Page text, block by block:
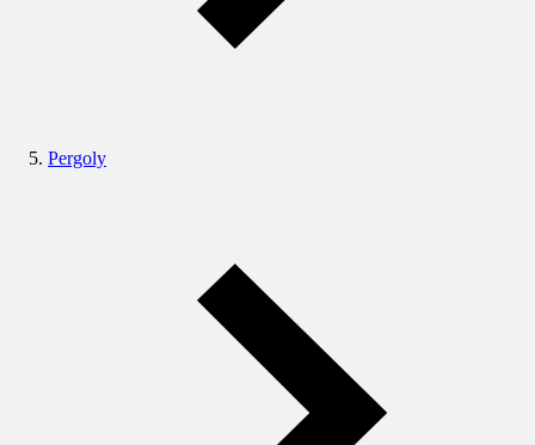
Pergoly